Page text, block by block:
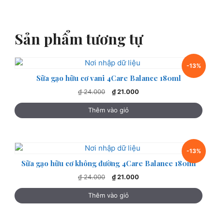
Sản phẩm tương tự
-13%
Sữa gạo hữu cơ vani 4Care Balance 180ml
₫24.000
Giá
là:
₫ 24.000.
₫ 21.000Giá
là:
Thêm vào giỏ
-13%
Sữa gạo hữu cơ không đường 4Care Balance 180ml
₫24.000
Giá
là:
₫ 24.000.
₫ 21.000Giá
là:
Thêm vào giỏ